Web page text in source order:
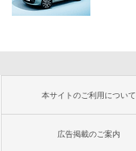
本サイトのご利用について
広告掲載のご案内